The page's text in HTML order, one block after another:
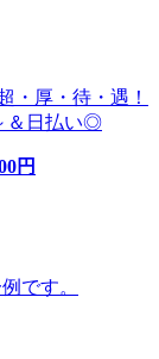
・厚・待・遇！
＆日払い◎
円
です。